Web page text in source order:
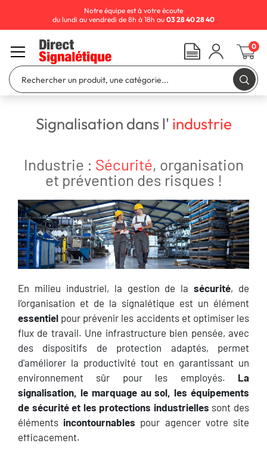
Signalisation dans l' industrie
Industrie : Sécurité, organisation
et prévention des risques !
En milieu industriel, la gestion de lasécurité, de
l’organisation et de la signalétique est un élément
essentiel pour prévenir les accidents et optimiser les
flux de travail. Une infrastructure bien pensée, avec
des dispositifs de protection adaptés, permet
d'améliorer la productivité tout en garantissant un
environnement sûr pour les employés. La
signalisation, le marquage au sol, les équipements
de sécurité et les protections industrielles sont des
éléments incontournables pour agencer votre site
efficacement.
Notre équipe est à votre écoute
du lundi au vendredi de 8h à 18h au 03 28 40 28 40
0